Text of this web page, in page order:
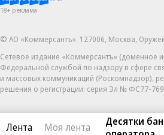
Лента Моя лента
Десятки
18+ реклама
© АО «Коммерсантъ». 127006, Москва,
Сетевое издание «Коммерсантъ» (доменное
Федеральной службой по надзору в сфере
и массовых коммуникаций (Роскомнадзор),
решения о регистрации: серия Эл № ФС77-